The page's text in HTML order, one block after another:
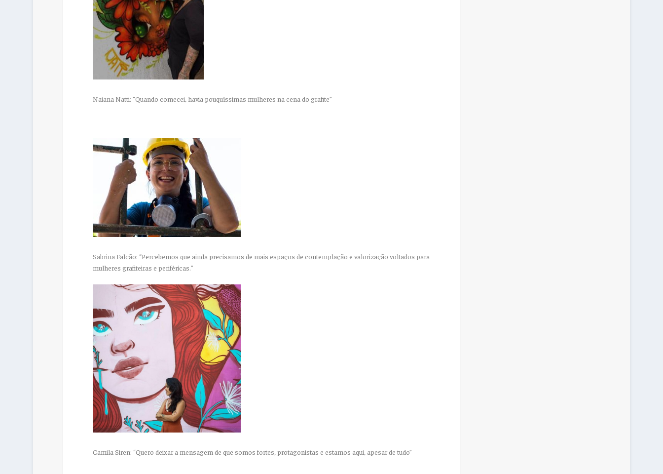
Naiana Natti: “Quando comecei, havia pouquíssimas mulheres na cena do grafite”
Sabrina Falcão: “Percebemos que ainda precisamos de mais espaços de contemplação e valorização voltados para
mulheres grafiteiras e periféricas.”
Camila Siren: “Quero deixar a mensagem de que somos fortes, protagonistas e estamos aqui, apesar de tudo”